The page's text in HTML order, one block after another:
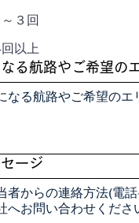
３回
以上
る航路やご希望の
ージ